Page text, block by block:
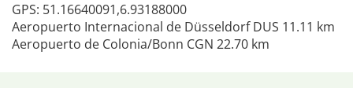
GPS: 51.16640091,6.93188000
Aeropuerto Internacional de Düsseldorf DUS 11.11 km
Aeropuerto de Colonia/Bonn CGN 22.70 km